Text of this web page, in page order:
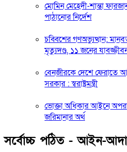
মোমিন মেহেদী-শান্তা
পাঠানোর নির্দেশ
চব্বিশের গণঅভ্যুত্থান:
মৃত্যুদণ্ড, ১১ জনের
বেনজীরকে দেশে ফেরাতে
সরকার : স্বরাষ্ট্রমন্ত্রী
ভোক্তা অধিকার আইনে
জরিমানার অর্থ
সর্বোচ্চ পঠিত - আইন-